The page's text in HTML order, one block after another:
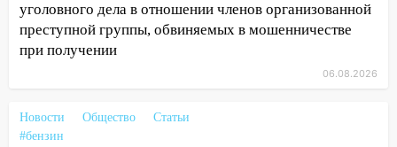
Ульяновской области
18:00 Мотофристайл, рок и силовой
экстрим: в Ульяновске пройдет
17:30
Где есть бензин в Ульяновске 5
августа после рабочего дня: список АЗС
уголовного дела в отношении членов организованной
преступной группы, обвиняемых в мошенничестве
при получении
06.08.2026
Новости Общество
Статьи
#бензин